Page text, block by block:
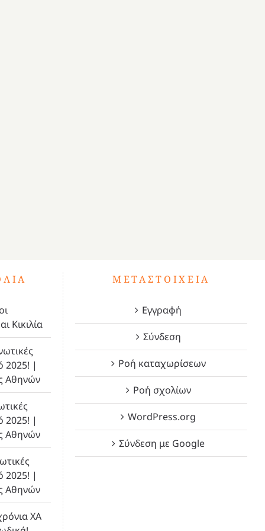
Κικιλία
2025! |
Αθηνών
2025! |
Αθηνών
2025! |
Αθηνών
ΧΑ
ΜΕΤΑΣΤΟΙΧΕΊΑ
Εγγραφή
Σύνδεση
Ροή καταχωρίσεων
Ροή σχολίων
WordPress.org
Σύνδεση με Google